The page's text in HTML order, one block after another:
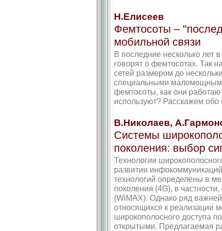
Н.Елисеев
Фемтосоты –
мобильной связи
В последние несколько лет
говорят о фемтосотах. Так
сетей размером до
специальными
фемтосоты, как они
используют? Расскажем обо
В.Николаев,
Системы
поколения: выбор
Технологии
развитии
технологий определены в
поколения (4G), в
(WiMAX). Однако ряд
относящихся к реализации
широкополосного доступа
открытыми. Предлагаемая